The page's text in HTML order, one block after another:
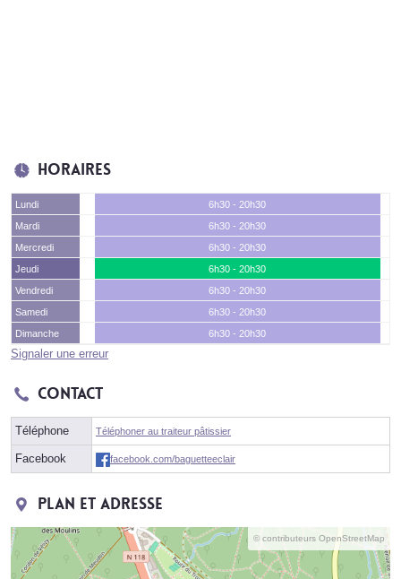
Horaires
Lundi
6h30 - 20h30
Mardi
6h30 - 20h30
Mercredi
6h30 - 20h30
Jeudi
6h30 - 20h30
Vendredi
6h30 - 20h30
Samedi
6h30 - 20h30
Dimanche
6h30 - 20h30
Signaler une erreur
Contact
Téléphone Téléphoner au traiteur pâtissier
Facebook facebook.com/baguetteeclair
Plan et adresse
© contributeurs OpenStreetMap